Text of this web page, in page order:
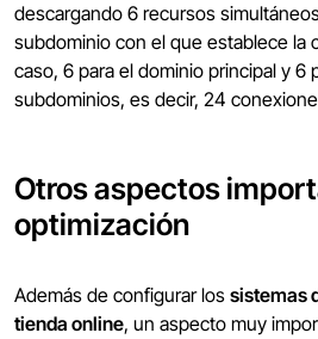
descargando 6 recursos
subdominio con el que establece la
caso, 6 para el dominio principal y 6
subdominios, es decir, 24
Otros aspectos
optimización
Además de configurar los sistemas
tienda online, un aspecto muy